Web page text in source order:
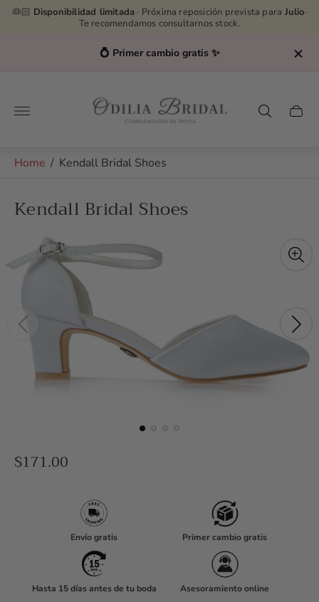
👰🏻 Disponibilidad limitada · Próxima reposición prevista para Julio·
Te recomendamos consultarnos stock.
💍 Primer cambio gratis ✨
Store
logo"
Cart
Home / Kendall Bridal Shoes
Kendall Bridal Shoes
R
$171.00
Envío gratis Primer cambio gratis
Hasta 15 días antes de tu boda Asesoramiento online